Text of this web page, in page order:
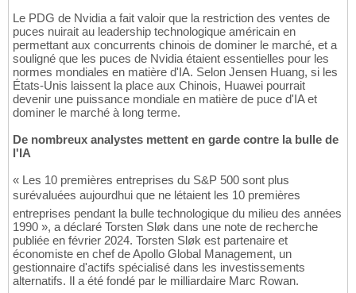
Le PDG de Nvidia a fait valoir que la restriction des ventes de
puces nuirait au leadership technologique américain en
permettant aux concurrents chinois de dominer le marché, et a
souligné que les puces de Nvidia étaient essentielles pour les
normes mondiales en matière d'IA. Selon Jensen Huang, si les
États-Unis laissent la place aux Chinois, Huawei pourrait
devenir une puissance mondiale en matière de puce d'IA et
dominer le marché à long terme.
De nombreux analystes mettent en garde contre la bulle de
l'IA
« Les 10 premières entreprises du S&P 500 sont plus
surévaluées aujourdhui que ne létaient les 10 premières
entreprises pendant la bulle technologique du milieu des années
1990 », a déclaré Torsten Sløk dans une note de recherche
publiée en février 2024. Torsten Sløk est partenaire et
économiste en chef de Apollo Global Management, un
gestionnaire d'actifs spécialisé dans les investissements
alternatifs. Il a été fondé par le milliardaire Marc Rowan.